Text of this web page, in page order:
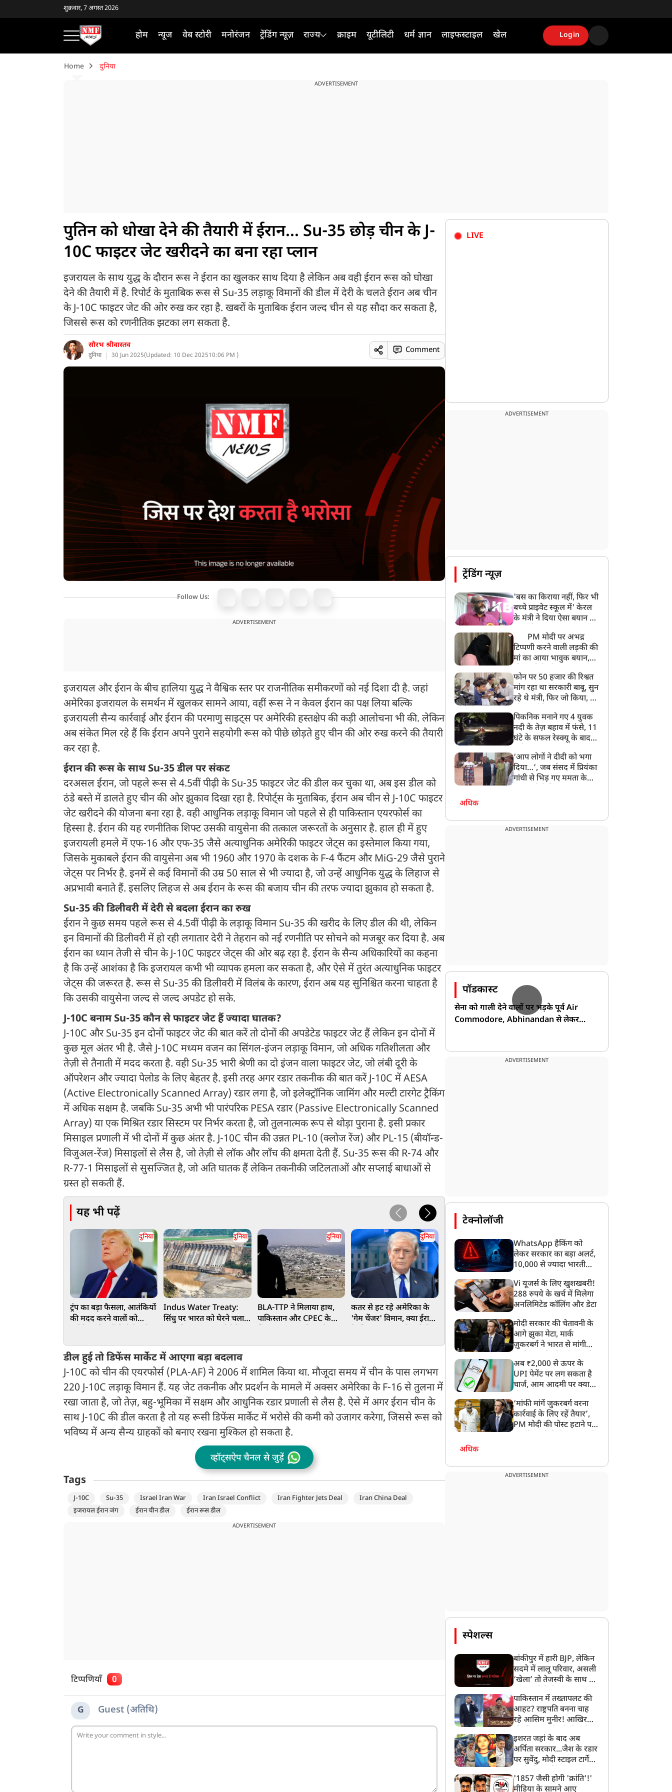
शुक्रवार, 7 अगस्त 2026
होम न्यूज वेब स्टोरी मनोरंजन ट्रेंडिंग न्यूज़ राज्य क्राइम यूटीलिटी धर्म ज्ञान लाइफस्टाइल खेल Login
Home दुनिया
ADVERTISEMENT
पुतिन को धोखा देने की तैयारी में ईरान... Su-35 छोड़ चीन के J-
10C फाइटर जेट खरीदने का बना रहा प्लान
इजरायल के साथ युद्ध के दौरान रूस ने ईरान का खुलकर साथ दिया है लेकिन अब वही ईरान रूस को घोखा
देने की तैयारी में है. रिपोर्ट के मुताबिक रूस से Su-35 लड़ाकू विमानों की डील में देरी के चलते ईरान अब चीन
के J-10C फाइटर जेट की ओर रुख कर रहा है. खबरों के मुताबिक ईरान जल्द चीन से यह सौदा कर सकता है,
जिससे रूस को रणनीतिक झटका लग सकता है.
सौरभ श्रीवास्तव
दुनिया 30 Jun 2025(Updated: 10 Dec 202510:06 PM )
Comment
Follow Us:
ADVERTISEMENT
इजरायल और ईरान के बीच हालिया युद्ध ने वैश्विक स्तर पर राजनीतिक समीकरणों को नई दिशा दी है. जहां
अमेरिका इजरायल के समर्थन में खुलकर सामने आया, वहीं रूस ने न केवल ईरान का पक्ष लिया बल्कि
इजरायली सैन्य कार्रवाई और ईरान की परमाणु साइट्स पर अमेरिकी हस्तक्षेप की कड़ी आलोचना भी की. लेकिन
अब संकेत मिल रहे हैं कि ईरान अपने पुराने सहयोगी रूस को पीछे छोड़ते हुए चीन की ओर रुख करने की तैयारी
कर रहा है.
ईरान की रूस के साथ Su-35 डील पर संकट
दरअसल ईरान, जो पहले रूस से 4.5वीं पीढ़ी के Su-35 फाइटर जेट की डील कर चुका था, अब इस डील को
ठंडे बस्ते में डालते हुए चीन की ओर झुकाव दिखा रहा है. रिपोर्ट्स के मुताबिक, ईरान अब चीन से J-10C फाइटर
जेट खरीदने की योजना बना रहा है. वही आधुनिक लड़ाकू विमान जो पहले से ही पाकिस्तान एयरफोर्स का
हिस्सा है. ईरान की यह रणनीतिक शिफ्ट उसकी वायुसेना की तत्काल जरूरतों के अनुसार है. हाल ही में हुए
इजरायली हमले में एफ-16 और एफ-35 जैसे अत्याधुनिक अमेरिकी फाइटर जेट्स का इस्तेमाल किया गया,
जिसके मुकाबले ईरान की वायुसेना अब भी 1960 और 1970 के दशक के F-4 फैंटम और MiG-29 जैसे पुराने
जेट्स पर निर्भर है. इनमें से कई विमानों की उम्र 50 साल से भी ज्यादा है, जो उन्हें आधुनिक युद्ध के लिहाज से
अप्रभावी बनाते हैं. इसलिए लिहज से अब ईरान के रूस की बजाय चीन की तरफ ज्यादा झुकाव हो सकता है.
Su-35 की डिलीवरी में देरी से बदला ईरान का रुख
ईरान ने कुछ समय पहले रूस से 4.5वीं पीढ़ी के लड़ाकू विमान Su-35 की खरीद के लिए डील की थी, लेकिन
इन विमानों की डिलीवरी में हो रही लगातार देरी ने तेहरान को नई रणनीति पर सोचने को मजबूर कर दिया है. अब
ईरान का ध्यान तेजी से चीन के J-10C फाइटर जेट्स की ओर बढ़ रहा है. ईरान के सैन्य अधिकारियों का कहना
है कि उन्हें आशंका है कि इजरायल कभी भी व्यापक हमला कर सकता है, और ऐसे में तुरंत अत्याधुनिक फाइटर
जेट्स की जरूरत है. रूस से Su-35 की डिलीवरी में विलंब के कारण, ईरान अब यह सुनिश्चित करना चाहता है
कि उसकी वायुसेना जल्द से जल्द अपडेट हो सके.
J-10C बनाम Su-35 कौन से फाइटर जेट हैं ज्यादा घातक?
J-10C और Su-35 इन दोनों फाइटर जेट की बात करें तो दोनों की अपडेटेड फाइटर जेट हैं लेकिन इन दोनों में
कुछ मूल अंतर भी है. जैसे J-10C मध्यम वजन का सिंगल-इंजन लड़ाकू विमान, जो अधिक गतिशीलता और
तेज़ी से तैनाती में मदद करता है. वही Su-35 भारी श्रेणी का दो इंजन वाला फाइटर जेट, जो लंबी दूरी के
ऑपरेशन और ज्यादा पेलोड के लिए बेहतर है. इसी तरह अगर रडार तकनीक की बात करें J-10C में AESA
(Active Electronically Scanned Array) रडार लगा है, जो इलेक्ट्रॉनिक जामिंग और मल्टी टारगेट ट्रैकिंग
में अधिक सक्षम है. जबकि Su-35 अभी भी पारंपरिक PESA रडार (Passive Electronically Scanned
Array) या एक मिश्रित रडार सिस्टम पर निर्भर करता है, जो तुलनात्मक रूप से थोड़ा पुराना है. इसी प्रकार
मिसाइल प्रणाली में भी दोनों में कुछ अंतर है. J-10C चीन की उन्नत PL-10 (क्लोज रेंज) और PL-15 (बीयॉन्ड-
विजुअल-रेंज) मिसाइलों से लैस है, जो तेज़ी से लॉक और लॉंच की क्षमता देती हैं. Su-35 रूस की R-74 और
R-77-1 मिसाइलों से सुसज्जित है, जो अति घातक हैं लेकिन तकनीकी जटिलताओं और सप्लाई बाधाओं से
ग्रस्त हो सकती हैं.
यह भी पढ़ें
दुनिया
ट्रंप का बड़ा फैसला, आतंकियों
की मदद करने वालों को
दुनिया
Indus Water Treaty:
सिंधु पर भारत को घेरने चला
दुनिया
BLA-TTP ने मिलाया हाथ,
पाकिस्तान और CPEC के
दुनिया
कतर से हट रहे अमेरिका के
'गेम चेंजर' विमान, क्या ईरान
ट्रंप ने फिर फोड़ा 'टैरिफ बम'...
जेनेरिक दवाओं पर 200%
अतिरिक्त शुल्क लगाने का
ऐलान, जानें भारत को कितना
होगा नुकसान?
Pok में पाकिस्तानी सेना की
रूर कार्रवाई, 4 दिनों में 50 से
ज्यादा मौते
डील हुई तो डिफेंस मार्केट में आएगा बड़ा बदलाव
J-10C को चीन की एयरफोर्स (PLA-AF) ने 2006 में शामिल किया था. मौजूदा समय में चीन के पास लगभग
220 J-10C लड़ाकू विमान हैं. यह जेट तकनीक और प्रदर्शन के मामले में अक्सर अमेरिका के F-16 से तुलना में
रखा जाता है, जो तेज़, बहु-भूमिका में सक्षम और आधुनिक रडार प्रणाली से लैस है. ऐसे में अगर ईरान चीन के
साथ J-10C की डील करता है तो यह रूसी डिफेंस मार्केट में भरोसे की कमी को उजागर करेगा, जिससे रूस को
भविष्य में अन्य सैन्य ग्राहकों को बनाए रखना मुश्किल हो सकता है.
व्हॉट्सऐप चैनल से जुड़ें
Tags
J-10C Su-35 Israel Iran War Iran Israel Conflict Iran Fighter Jets Deal
Iran China Deal
इजरायल ईरान जंग
ईरान चीन डील ईरान रूस डील
ADVERTISEMENT
टिप्पणियाँ 0
G Guest (अतिथि)
LIVE
ADVERTISEMENT
ट्रेंडिंग न्यूज़
'बस का किराया नहीं, फिर भी
बच्चे प्राइवेट स्कूल में' केरल
के मंत्री ने दिया ऐसा बयान की
PM मोदी पर अभद्र
टिप्पणी करने वाली लड़की की
मां का आया भावुक बयान,
बेटी को गोद लें प्रधानमंत्री
फोन पर 50 हजार की रिश्वत
मांग रहा था सरकारी बाबू, सुन
रहे थे मंत्री, फिर जो किया, वो
पिकनिक मनाने गए 4 युवक
नदी के तेज़ बहाव में फंसे, 11
घंटे के सफल रेस्क्यू के बाद
‘आप लोगों ने दीदी को भगा
दिया…’, जब संसद में प्रियंका
गांधी से भिड़ गए ममता के
अधिक
ADVERTISEMENT
पॉडकास्ट
सेना को गाली देने वालों पर भड़के पूर्व Air
Commodore, Abhinandan से लेकर
ADVERTISEMENT
टेक्नोलॉजी
WhatsApp हैकिंग को
लेकर सरकार का बड़ा अलर्ट,
10,000 से ज्यादा भारतीयों
गया
Vi यूजर्स के लिए खुशखबरी!
288 रुपये के खर्च में मिलेगा
अनलिमिटेड कॉलिंग और डेटा
मोदी सरकार की चेतावनी के
आगे झुका मेटा, मार्क
ज़ुकरबर्ग ने भारत से मांगी
अब ₹2,000 से ऊपर के
UPI पेमेंट पर लग सकता है
चार्ज, आम आदमी पर क्या
‘मांफी मांगें जुकरबर्ग वरना
कार्रवाई के लिए रहें तैयार’,
PM मोदी की पोस्ट हटाने पर
अधिक
ADVERTISEMENT
स्पेशल्स
बांकीपुर में हारी BJP, लेकिन
सदमे में लालू परिवार, असली
‘खेला’ तो तेजस्वी के साथ हो
पाकिस्तान में तख्तापलट की
आहट? राष्ट्रपति बनना चाह
रहे आसिम मुनीर! आखिर
बनाया मोहरा?
इशरत जहां के बाद अब
अर्पिता सरकार...जैश के रडार
पर सुवेंदु, मोदी स्टाइल टार्गेट
बड़ा एक्शन!
'1857 जैसी होगी 'क्रांति'!'
मीडिया के सामने आए